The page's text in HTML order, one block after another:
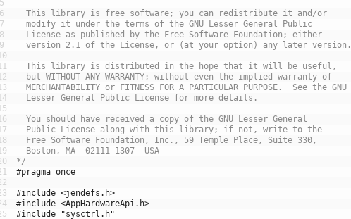
5
6
7
8
9
This library is free software; you can redistribute it and/or
modify it under the terms of the GNU Lesser General Public
License as published by the Free Software Foundation; either
version 2.1 of the License, or (at your option) any later version.
This library is distributed in the hope that it will be useful,
but WITHOUT ANY WARRANTY; without even the implied warranty of
MERCHANTABILITY or FITNESS FOR A PARTICULAR PURPOSE.  See the GNU
Lesser General Public License for more details.
You should have received a copy of the GNU Lesser General
Public License along with this library; if not, write to the
Free Software Foundation, Inc., 59 Temple Place, Suite 330,
Boston, MA  02111-1307  USA
*/
#pragma once
#include <jendefs.h>
#include <AppHardwareApi.h>
#include "sysctrl.h"